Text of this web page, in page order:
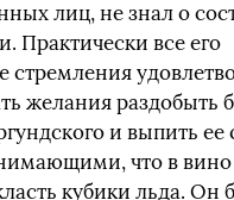
лиц, не знал о
Практически все его
стремления
желания раздобыть
и выпить ее
что в
кубики льда. Он